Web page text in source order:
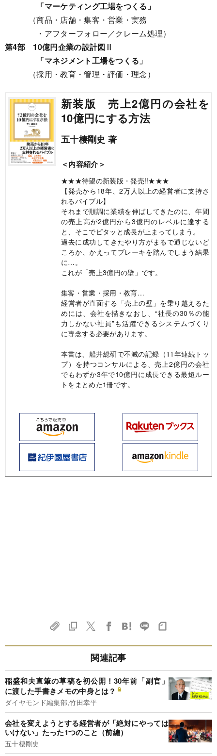
「マーケティング工場をつくる」
（商品・店舗・集客・営業・実務
・アフターフォロー／クレーム処理）
第4部 10億円企業の設計図Ⅱ
「マネジメント工場をつくる」
（採用・教育・管理・評価・理念）
新装版 売上2億円の会社を
10億円にする方法
五十棲剛史 著
＜内容紹介＞
★★★待望の新装版・発売!!★★★
【発売から18年、2万人以上の経営者に支持さ
れるバイブル】
それまで順調に業績を伸ばしてきたのに、年間
の売上高が2億円から3億円のレベルに達する
と、そこでピタッと成長が止まってしまう。
過去に成功してきたやり方がまるで通じないど
ころか、かえってブレーキを踏んでしまう結果
に…。
これが「売上3億円の壁」です。
集客・営業・採用・教育…
経営者が直面する「売上の壁」を乗り越えるた
めには、会社を描きなおし、“社長の30％の能
力しかない社員”も活躍できるシステムづくり
に専念する必要があります。
本書は、船井総研で不滅の記録（11年連続トッ
プ）を持つコンサルによる、売上2億円の会社
でもわずか3年で10億円に成長できる最短ルー
トをまとめた1冊です。
関連記事
稲盛和夫直筆の草稿を初公開！30年前「副官」
に渡した手書きメモの中身とは？
ダイヤモンド編集部,竹田幸平
会社を変えようとする経営者が「絶対にやっては
いけない」たった1つのこと（前編）
五十棲剛史